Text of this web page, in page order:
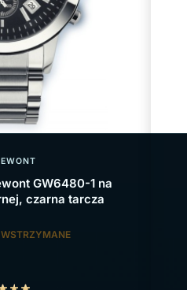
GW6480-1 na
czarna tarcza